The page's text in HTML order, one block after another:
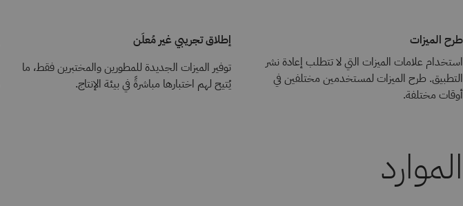
طرح الميزات
استخدام علامات الميزات التي لا تتطلب إعادة نشر
التطبيق. طرح الميزات لمستخدمين مختلفين في
أوقات مختلفة.
إطلاق تجريبي غير مُعلَن
توفير الميزات الجديدة للمطورين والمختبرين فقط، ما
يُتيح لهم اختبارها مباشرةً في بيئة الإنتاج.
الموارد